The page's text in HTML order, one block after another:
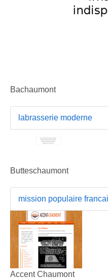
Bachaumont
labrasserie moderne
Butteschaumont
mission populaire
Accent Chaumont